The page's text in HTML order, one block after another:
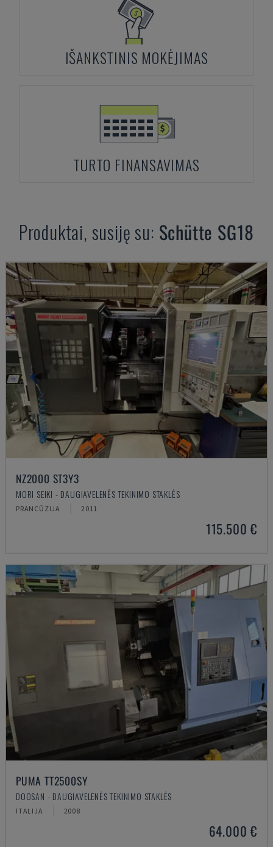
IŠANKSTINIS MOKĖJIMAS
TURTO FINANSAVIMAS
Produktai, susiję su: Schütte SG18
NZ2000 ST3Y3
MORI SEIKI - DAUGIAVELENĖS TEKINIMO STAKLĖS
PRANCŪZIJA 2011
115.500 €
PUMA TT2500SY
DOOSAN - DAUGIAVELENĖS TEKINIMO STAKLĖS
ITALIJA 2008
64.000 €